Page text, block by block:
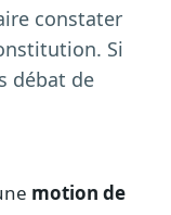
h
constater
Si
débat de
motion de